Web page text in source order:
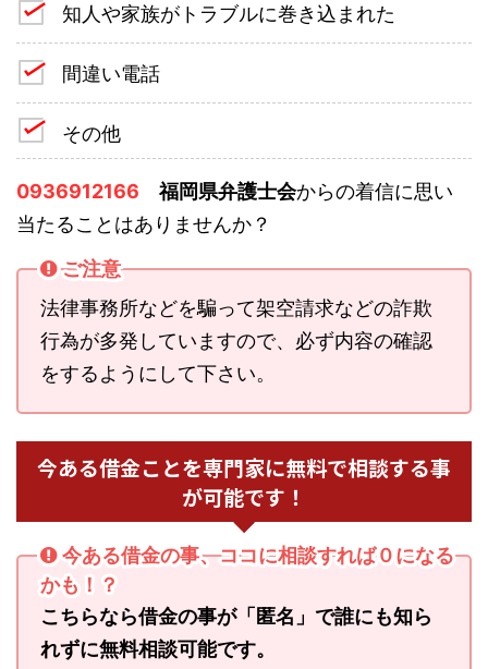
知人や家族がトラブルに巻き込まれた
間違い電話
その他
0936912166 福岡県弁護士会からの着信に思い
当たることはありませんか？
ご注意
法律事務所などを騙って架空請求などの詐欺
行為が多発していますので、必ず内容の確認
をするようにして下さい。
今ある借金ことを専門家に無料で相談する事
が可能です！
今ある借金の事、ココに相談すれば０になる
かも！？
こちらなら借金の事が「匿名」で誰にも知ら
れずに無料相談可能です。